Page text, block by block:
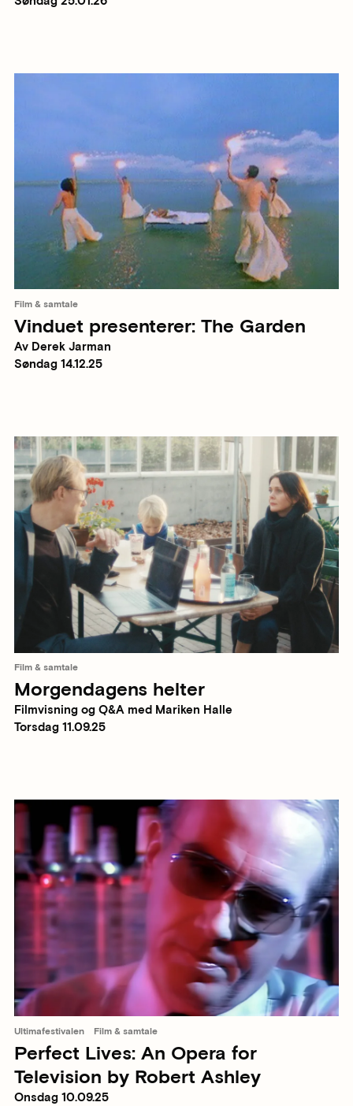
Film & samtale
Vinduet presenterer: The Garden
Av Derek Jarman
Søndag 14.12.25
Film & samtale
Morgendagens helter
Filmvisning og Q&A med Mariken Halle
Torsdag 11.09.25
Ultimafestivalen Film & samtale
Perfect Lives: An Opera for
Television by Robert Ashley
Onsdag 10.09.25